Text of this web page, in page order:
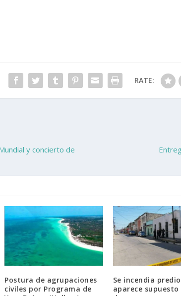
RATE:
y concierto de
Postura de agrupaciones
civiles por Programa de
Se incendia
aparece supuesto